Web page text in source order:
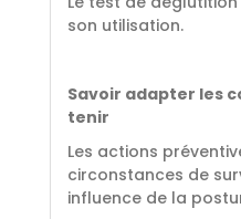
son utilisation.
Savoir adapter les
tenir
Les actions
circonstances de
influence de la